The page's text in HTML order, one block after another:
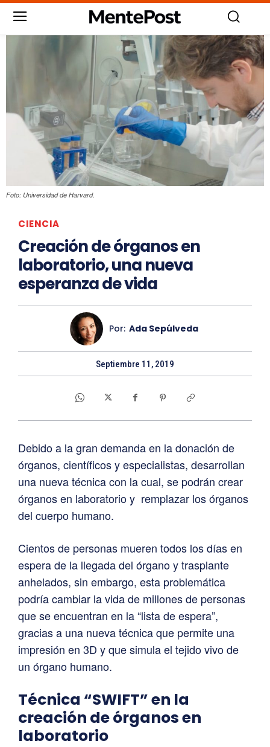
Foto: Universidad de Harvard.
CIENCIA
Creación de órganos en
laboratorio, una nueva
esperanza de vida
Por: Ada Sepúlveda
Septiembre 11, 2019
Debido a la gran demanda en la donación de
órganos, científicos y especialistas, desarrollan
una nueva técnica con la cual, se podrán crear
órganos en laboratorio y remplazar los órganos
del cuerpo humano.
Cientos de personas mueren todos los días en
espera de la llegada del órgano y trasplante
anhelados, sin embargo, esta problemática
podría cambiar la vida de millones de personas
que se encuentran en la “lista de espera”,
gracias a una nueva técnica que permite una
impresión en 3D y que simula el tejido vivo de
un órgano humano.
Técnica “SWIFT” en la
creación de órganos en
laboratorio